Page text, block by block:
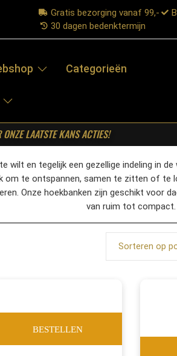
Gratis bezorging vanaf 99,-
30 dagen bedenktermijn
Categorieën
LAATSTE KANS ACTIES!
wilt en tegelijk een gezellige indeling in
om te ontspannen, samen te zitten of te
Onze hoekbanken zijn geschikt voor
van ruim tot compact.
Sorteren op
BESTELLEN